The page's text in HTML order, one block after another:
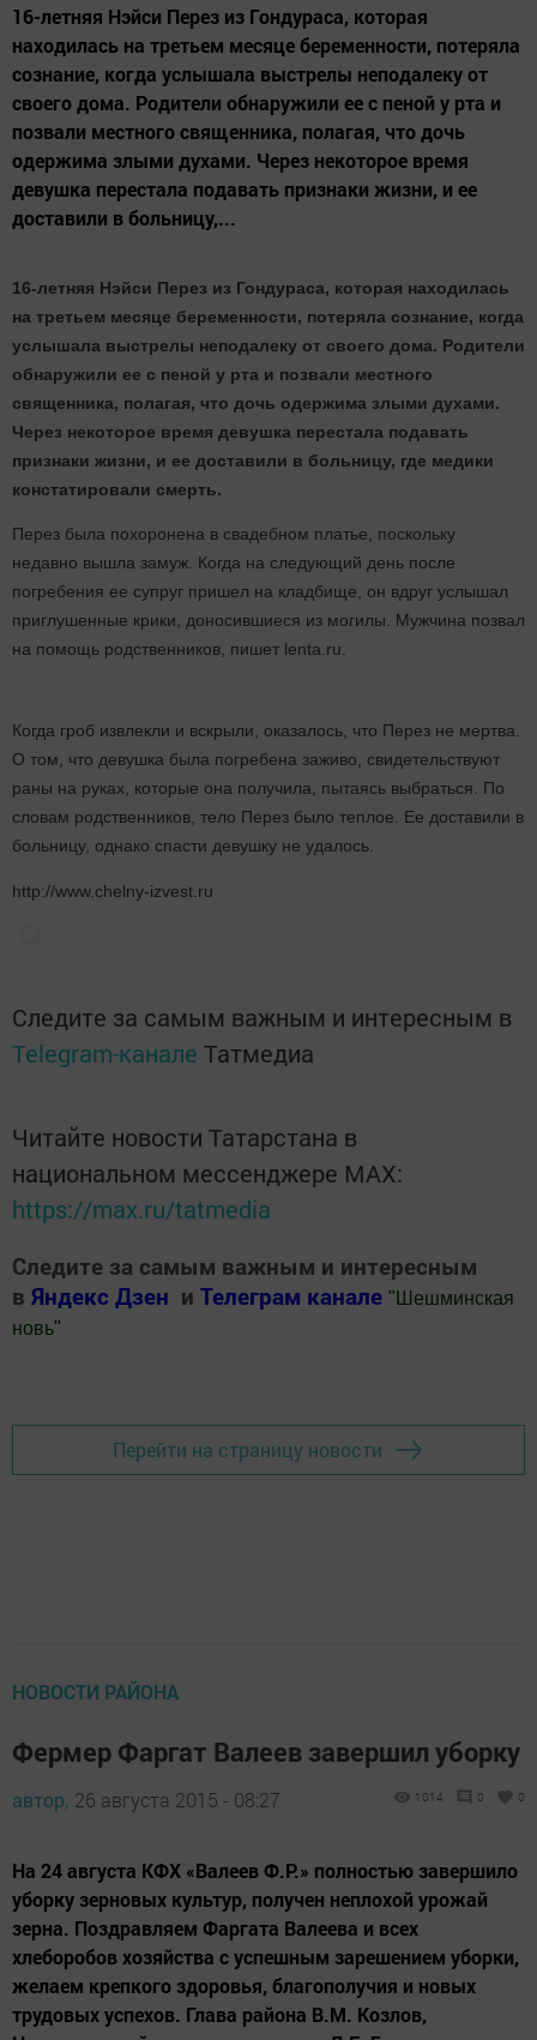
16-летняя Нэйси Перез из Гондураса, которая
находилась на третьем месяце беременности, потеряла
сознание, когда услышала выстрелы неподалеку от
своего дома. Родители обнаружили ее с пеной у рта и
позвали местного священника, полагая, что дочь
одержима злыми духами. Через некоторое время
девушка перестала подавать признаки жизни, и ее
доставили в больницу,...
16-летняя Нэйси Перез из Гондураса, которая находилась
на третьем месяце беременности, потеряла сознание, когда
услышала выстрелы неподалеку от своего дома. Родители
обнаружили ее с пеной у рта и позвали местного
священника, полагая, что дочь одержима злыми духами.
Через некоторое время девушка перестала подавать
признаки жизни, и ее доставили в больницу, где медики
констатировали смерть.
Перез была похоронена в свадебном платье, поскольку
недавно вышла замуж. Когда на следующий день после
погребения ее супруг пришел на кладбище, он вдруг услышал
приглушенные крики, доносившиеся из могилы. Мужчина позвал
на помощь родственников, пишет lenta.ru.
Когда гроб извлекли и вскрыли, оказалось, что Перез не мертва.
О том, что девушка была погребена заживо, свидетельствуют
раны на руках, которые она получила, пытаясь выбраться. По
словам родственников, тело Перез было теплое. Ее доставили в
больницу, однако спасти девушку не удалось.
http://www.chelny-izvest.ru
Следите за самым важным и интересным в
Telegram-канале Татмедиа
Читайте новости Татарстана в
национальном мессенджере MАХ:
https://max.ru/tatmedia
Следите за самым важным и интересным
в Яндекс Дзен и Телеграм канале " Шешминская
новь"
Перейти на страницу новости
НОВОСТИ РАЙОНА
Фермер Фаргат Валеев завершил уборку
автор, 26 августа 2015 - 08:27 1014 0 0
На 24 августа КФХ «Валеев Ф.Р.» полностью завершило
уборку зерновых культур, получен неплохой урожай
зерна. Поздравляем Фаргата Валеева и всех
хлеборобов хозяйства с успешным зарешением уборки,
желаем крепкого здоровья, благополучия и новых
трудовых успехов. Глава района В.М. Козлов,